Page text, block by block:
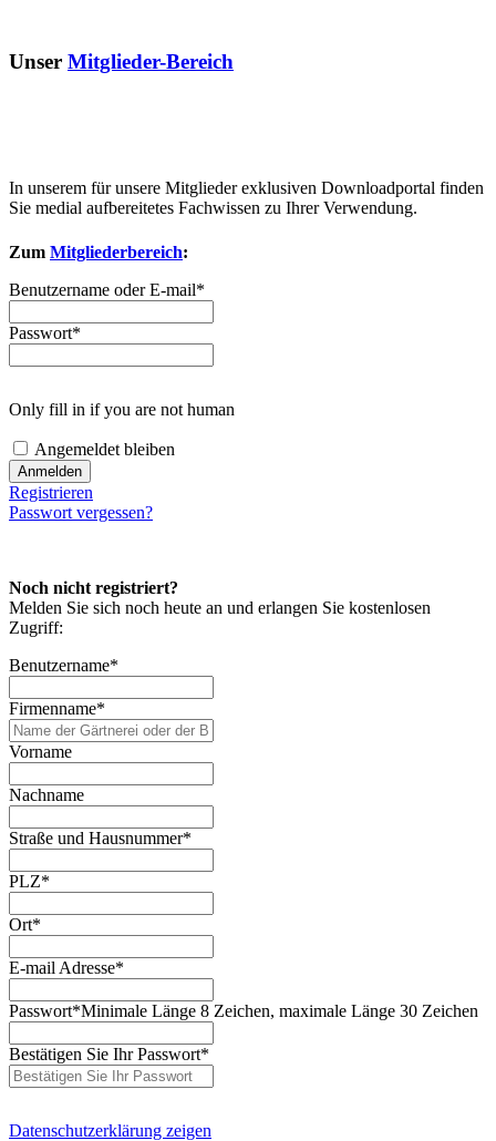
Unser Mitglieder-Bereich
In unserem für unsere Mitglieder exklusiven Downloadportal finden
Sie medial aufbereitetes Fachwissen zu Ihrer Verwendung.
Zum Mitgliederbereich:
Benutzername oder E-mail*
Passwort*
Only fill in if you are not human
Angemeldet bleiben
Registrieren
Passwort vergessen?
Noch nicht registriert?
Melden Sie sich noch heute an und erlangen Sie kostenlosen
Zugriff:
Benutzername*
Firmenname*
Vorname
Nachname
Straße und Hausnummer*
PLZ*
Ort*
E-mail Adresse*
Passwort*Minimale Länge 8 Zeichen, maximale Länge 30 Zeichen
Bestätigen Sie Ihr Passwort*
Datenschutzerklärung zeigen